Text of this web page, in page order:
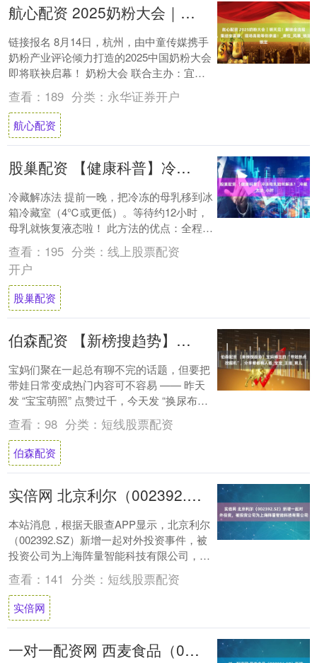
航心配资 2025奶粉大会｜明天见！解锁全流程，集结全渠道，现场高能等你亲鉴！_席位_风暴_锁定
链接报名 8月14日，杭州，由中童传媒携手
奶粉产业评论倾力打造的2025中国奶粉大会
即将联袂启幕！ 奶粉大会 联合主办：宜品
集团、HiPP德国喜宝、纽瑞滋 支持....
查看： 189 分类： 永华证券开户
航心配资
股巢配资 【健康科普】冷冻母乳如何解冻？_冷藏_方法_小时
冷藏解冻法 提前一晚，把冷冻的母乳移到冰
箱冷藏室（4℃或更低）。等待约12小时，
母乳就恢复液态啦！ 此方法的优点：全程低
温，营养保留最完整，脂肪结构最稳定。
此....
查看： 195 分类： 线上股票配资
开户
股巢配资
伯森配资 【新榜搜趋势】宝妈博主的 “带娃热点挖掘机”，分享啥都有人看_宝宝_王姐_育儿
宝妈们聚在一起总有聊不完的话题，但要把
带娃日常变成热门内容可不容易 —— 昨天
发 “宝宝萌照” 点赞过千，今天发 “换尿布技
巧” 却只有几十个赞，评论区冷冷清清....
查看： 98 分类： 短线股票配资
伯森配资
实倍网 北京利尔（002392.SZ）新增一起对外投资，被投资公司为上海阵量智能科技有限公司
本站消息，根据天眼查APP显示，北京利尔
（002392.SZ）新增一起对外投资事件，被
投资公司为上海阵量智能科技有限公司，法
定代表人任远，投资占比为-。该公司从....
查看： 141 分类： 短线股票配资
实倍网
一对一配资网 西麦食品（002956.SZ）新增一起对外投资，被投资公司为江苏西麦大健康科技有限公司